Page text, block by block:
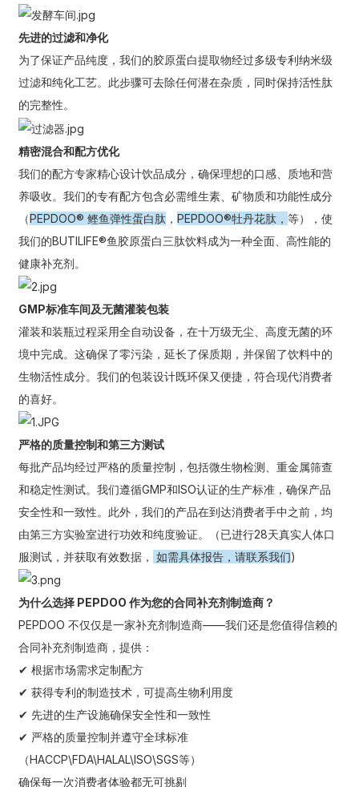
先进的过滤和净化
为了保证产品纯度，我们的胶原蛋白提取物经过多级专利纳米级
过滤和纯化工艺。此步骤可去除任何潜在杂质，同时保持活性肽
的完整性。
精密混合和配方优化
我们的配方专家精心设计饮品成分，确保理想的口感、质地和营
养吸收。我们的专有配方包含必需维生素、矿物质和功能性成分
（PEPDOO® 鲣鱼弹性蛋白肽， PEPDOO®牡丹花肽， 等），使
我们的BUTILIFE®鱼胶原蛋白三肽饮料成为一种全面、高性能的
健康补充剂。
GMP标准车间及无菌灌装包装
灌装和装瓶过程采用全自动设备，在十万级无尘、高度无菌的环
境中完成。这确保了零污染，延长了保质期，并保留了饮料中的
生物活性成分。我们的包装设计既环保又便捷，符合现代消费者
的喜好。
严格的质量控制和第三方测试
每批产品均经过严格的质量控制，包括微生物检测、重金属筛查
和稳定性测试。我们遵循GMP和ISO认证的生产标准，确保产品
安全性和一致性。此外，我们的产品在到达消费者手中之前，均
由第三方实验室进行功效和纯度验证。（已进行28天真实人体口
服测试，并获取有效数据， 如需具体报告，请联系我们)
为什么选择 PEPDOO 作为您的合同补充剂制造商？
PEPDOO 不仅仅是一家补充剂制造商——我们还是您值得信赖的
合同补充剂制造商，提供：
✔ 根据市场需求定制配方
✔ 获得专利的制造技术，可提高生物利用度
✔ 先进的生产设施确保安全性和一致性
✔ 严格的质量控制并遵守全球标准
（HACCP\FDA\HALAL\ISO\SGS等）
确保每一次消费者体验都无可挑剔